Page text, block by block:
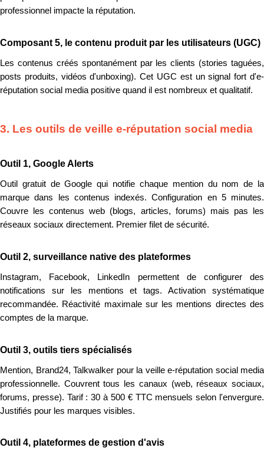
professionnel impacte la réputation.
Composant 5, le contenu produit par les utilisateurs (UGC)
Les contenus créés spontanément par les clients (stories taguées,
posts produits, vidéos d'unboxing). Cet UGC est un signal fort d'e-
réputation social media positive quand il est nombreux et qualitatif.
3. Les outils de veille e-réputation social media
Outil 1, Google Alerts
Outil gratuit de Google qui notifie chaque mention du nom de la
marque dans les contenus indexés. Configuration en 5 minutes.
Couvre les contenus web (blogs, articles, forums) mais pas les
réseaux sociaux directement. Premier filet de sécurité.
Outil 2, surveillance native des plateformes
Instagram, Facebook, LinkedIn permettent de configurer des
notifications sur les mentions et tags. Activation systématique
recommandée. Réactivité maximale sur les mentions directes des
comptes de la marque.
Outil 3, outils tiers spécialisés
Mention, Brand24, Talkwalker pour la veille e-réputation social media
professionnelle. Couvrent tous les canaux (web, réseaux sociaux,
forums, presse). Tarif : 30 à 500 € TTC mensuels selon l'envergure.
Justifiés pour les marques visibles.
Outil 4, plateformes de gestion d'avis